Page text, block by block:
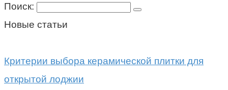
Поиск:
Новые статьи
Критерии выбора керамической плитки для
открытой лоджии